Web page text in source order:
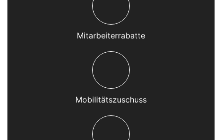
Mitarbeiterrabatte
Mobilitätszuschuss